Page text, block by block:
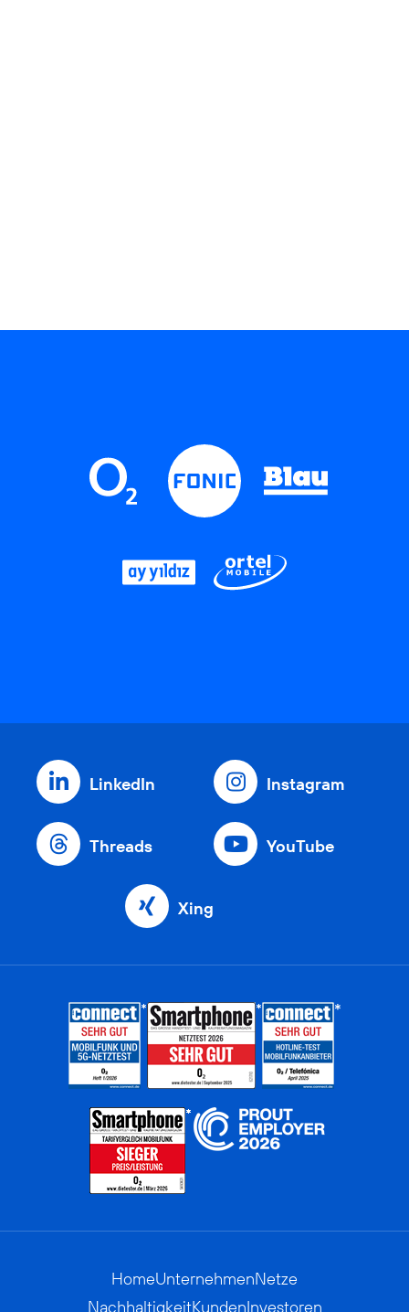
LinkedIn Instagram
Threads YouTube
Xing
HomeUnternehmenNetze
NachhaltigkeitKundenInvestoren